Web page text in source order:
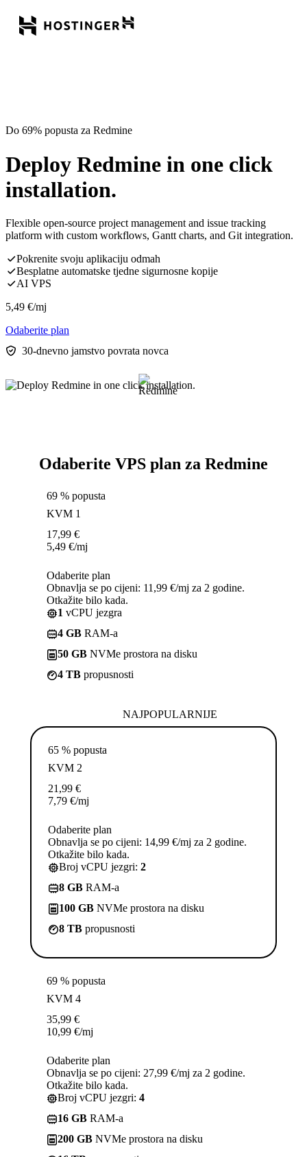
Do 69% popusta za Redmine
Deploy Redmine in one click
installation.
Flexible open-source project management and issue tracking
platform with custom workflows, Gantt charts, and Git integration.
Pokrenite svoju aplikaciju odmah
Besplatne automatske tjedne sigurnosne kopije
AI VPS
5,49 €/mj
Odaberite plan
30-dnevno jamstvo povrata novca
Odaberite VPS plan za Redmine
69 % popusta
KVM 1
17,99 €
5,49 €/mj
Odaberite plan
Obnavlja se po cijeni: 11,99 €/mj za 2 godine.
Otkažite bilo kada.
1 vCPU jezgra
4 GB RAM-a
50 GB NVMe prostora na disku
4 TB propusnosti
NAJPOPULARNIJE
65 % popusta
KVM 2
21,99 €
7,79 €/mj
Odaberite plan
Obnavlja se po cijeni: 14,99 €/mj za 2 godine.
Otkažite bilo kada.
Broj vCPU jezgri: 2
8 GB RAM-a
100 GB NVMe prostora na disku
8 TB propusnosti
69 % popusta
KVM 4
35,99 €
10,99 €/mj
Odaberite plan
Obnavlja se po cijeni: 27,99 €/mj za 2 godine.
Otkažite bilo kada.
Broj vCPU jezgri: 4
16 GB RAM-a
200 GB NVMe prostora na disku